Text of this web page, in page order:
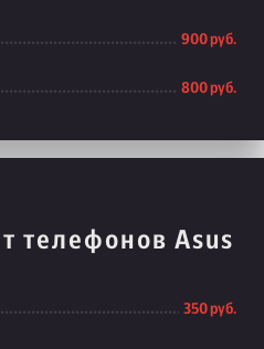
900 руб.
800 руб.
телефонов Asus
350 руб.